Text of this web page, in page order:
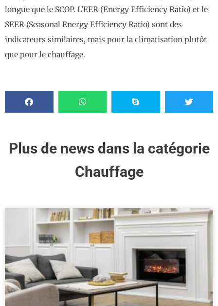
longue que le SCOP. L’EER (Energy Efficiency Ratio) et le
SEER (Seasonal Energy Efficiency Ratio) sont des
indicateurs similaires, mais pour la climatisation plutôt
que pour le chauffage.
Plus de news dans la catégorie
Chauffage